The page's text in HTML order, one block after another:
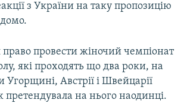
з України на таку пропозицію
право провести жіночий чемпіонат
які проходять що два роки, на
Угорщині, Австрії і Швейцарії
претендувала на нього наодинці.